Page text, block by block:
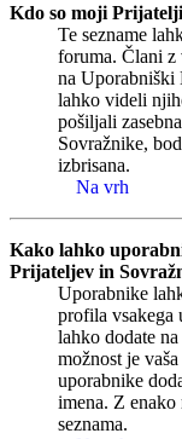
Kdo so moji
Te sezname
foruma. Člani z
na Uporabniški
lahko videli
pošiljali
Sovražnike,
izbrisana.
Na vrh
Kako lahko
Prijateljev in
Uporabnike
profila vsakega
lahko dodate
možnost je
uporabnike
imena. Z enako
seznama.